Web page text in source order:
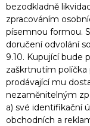
bezodkladně
zpracováním
písemnou formou.
doručení odvolání
9.10. Kupující bude
zaškrtnutím políčka
prodávající mu
nezaměnitelným
a) své identifikační
obchodních a